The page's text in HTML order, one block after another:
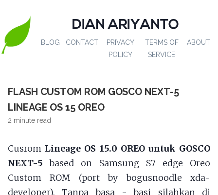
DIAN ARIYANTO
BLOG CONTACT
PRIVACY
POLICY
TERMS OF
SERVICE
ABOUT
FLASH CUSTOM ROM GOSCO NEXT-5
LINEAGE OS 15 OREO
2 minute read
Cusrom Lineage OS 15.0 OREO untuk GOSCO
NEXT-5 based on Samsung S7 edge Oreo
Custom ROM (port by bogusnoodle xda-
developer). Tanpa basa - basi silahkan di